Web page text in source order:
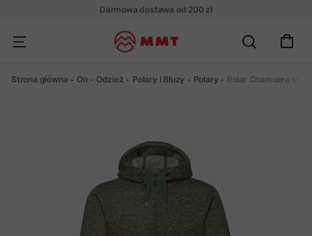
Darmowa dostawa od 200 zł
Strona główna On Odzież Polary i Bluzy Polary Polar Chamuera ML